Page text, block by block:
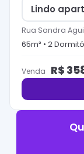
Lindo
Rua Sandra
65m² • 2
Venda R$